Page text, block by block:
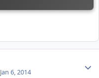
Jan 6, 2014